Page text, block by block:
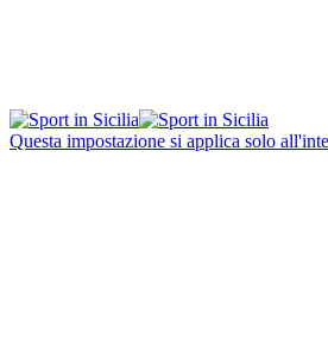
Questa impostazione si applica solo